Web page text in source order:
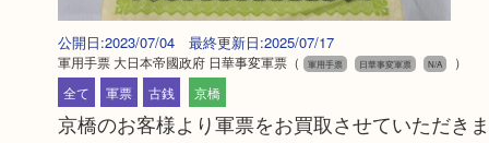
公開日:2023/07/04 最終更新日:2025/07/17
軍用手票 大日本帝國政府 日華事変軍票（ 軍用手票 日華事変軍票 N/A
）
全て
軍票 古銭 京橋
京橋のお客様より軍票をお買取させていただき